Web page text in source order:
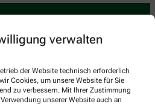
verwalten
der Website technisch erforderlich
Cookies, um unsere Website für Sie
zu verbessern. Mit Ihrer Zustimmung
unserer Website auch an
& F. Poneleit